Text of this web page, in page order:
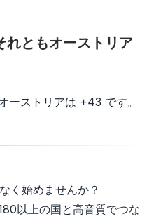
れともオーストリア
ーストリアは +43 です。
く始めませんか？
以上の国と高音質でつな